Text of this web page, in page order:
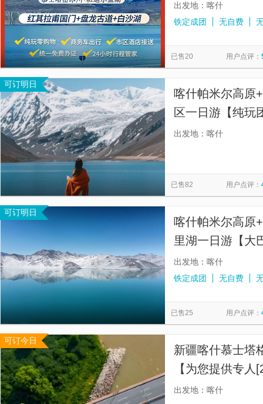
出发地：喀什
铁定成团
无自费
已售20 用户点评：
可订明日
喀什帕米尔高原
区一日游【纯玩
拒绝购物、家访
出发地：喀什
已售82 用户点评：
可订明日
喀什帕米尔高原
里湖一日游【大
出发地：喀什
铁定成团
无自费
已售25 用户点评：
可订今日
新疆喀什慕士塔
【为您提供专
出发地：喀什